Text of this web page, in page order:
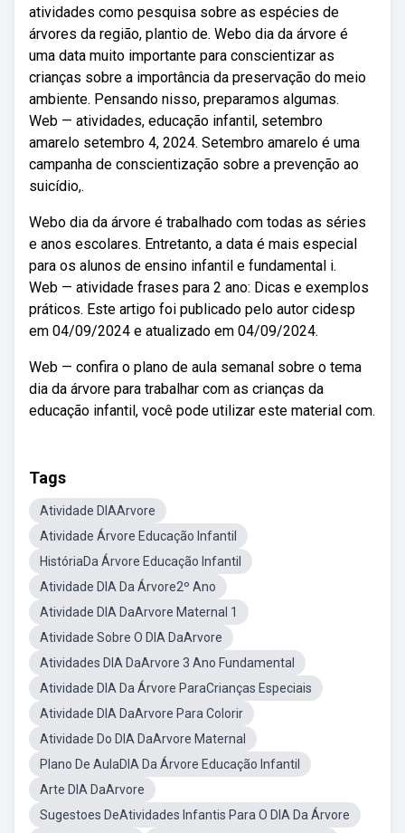
atividades como pesquisa sobre as espécies de
árvores da região, plantio de. Webo dia da árvore é
uma data muito importante para conscientizar as
crianças sobre a importância da preservação do meio
ambiente. Pensando nisso, preparamos algumas.
Web — atividades, educação infantil, setembro
amarelo setembro 4, 2024. Setembro amarelo é uma
campanha de conscientização sobre a prevenção ao
suicídio,.
Webo dia da árvore é trabalhado com todas as séries
e anos escolares. Entretanto, a data é mais especial
para os alunos de ensino infantil e fundamental i.
Web — atividade frases para 2 ano: Dicas e exemplos
práticos. Este artigo foi publicado pelo autor cidesp
em 04/09/2024 e atualizado em 04/09/2024.
Web — confira o plano de aula semanal sobre o tema
dia da árvore para trabalhar com as crianças da
educação infantil, você pode utilizar este material com.
Tags
Atividade DIAArvore
Atividade Árvore Educação Infantil
HistóriaDa Árvore Educação Infantil
Atividade DIA Da Árvore2º Ano
Atividade DIA DaArvore Maternal 1
Atividade Sobre O DIA DaArvore
Atividades DIA DaArvore 3 Ano Fundamental
Atividade DIA Da Árvore ParaCrianças Especiais
Atividade DIA DaArvore Para Colorir
Atividade Do DIA DaArvore Maternal
Plano De AulaDIA Da Árvore Educação Infantil
Arte DIA DaArvore
Sugestoes DeAtividades Infantis Para O DIA Da Árvore